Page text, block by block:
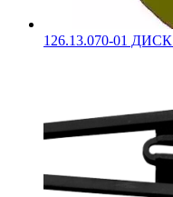
126.13.070-01 ДИСК